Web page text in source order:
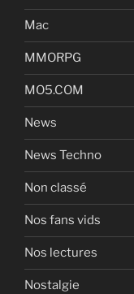
Mac
MMORPG
MO5.COM
News
News Techno
Non classé
Nos fans vids
Nos lectures
Nostalgie